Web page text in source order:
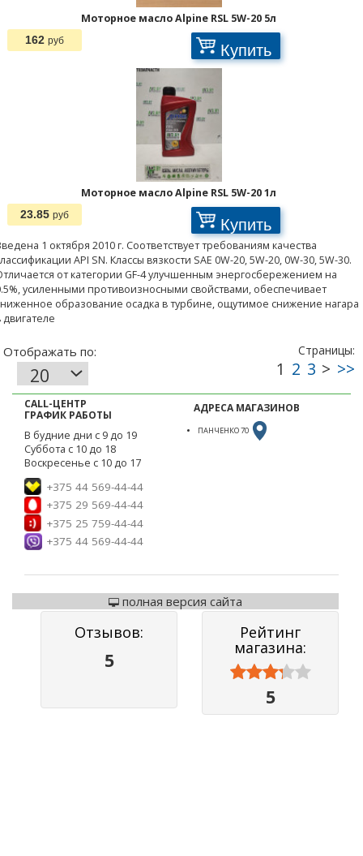
Моторное масло Alpine RSL 5W-20 5л
162 руб Купить
Моторное масло Alpine RSL 5W-20 1л
23.85 руб Купить
1 октября 2010 г. Соответствует требованиям качества
API SN. Классы вязкости SAE 0W-20, 5W-20, 0W-30, 5W-30.
от категории GF-4 улучшенным энергосбережением на
усиленными противоизносными свойствами, обеспечивает
образование осадка в турбине, ощутимое снижение нагара
двигателе
CALL-ЦЕНТР
ГРАФИК РАБОТЫ
В будние дни с 9 до 19
Суббота с 10 до 18
Воскресенье с 10 до 17
+375 44 569-44-44
+375 29 569-44-44
+375 25 759-44-44
+375 44 569-44-44
АДРЕСА МАГАЗИНОВ
ПАНЧЕНКО 70
полная версия сайта
Отзывов:
5
Рейтинг
магазина:



5